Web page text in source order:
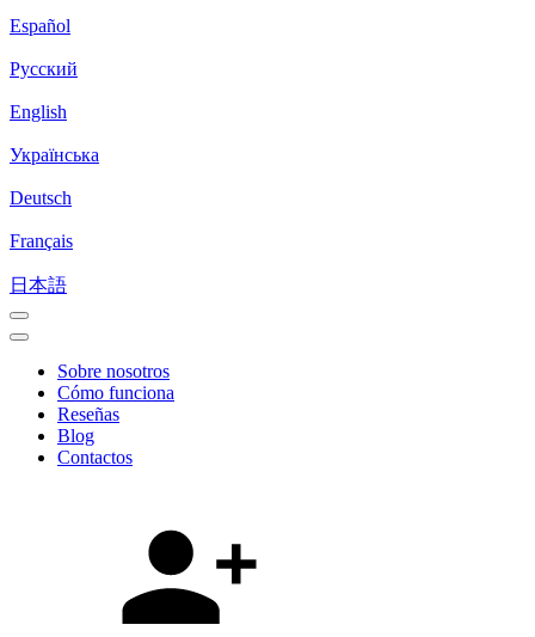
Español
Русский
English
Українська
Deutsch
Français
日本語
Sobre nosotros
Cómo funciona
Reseñas
Blog
Contactos